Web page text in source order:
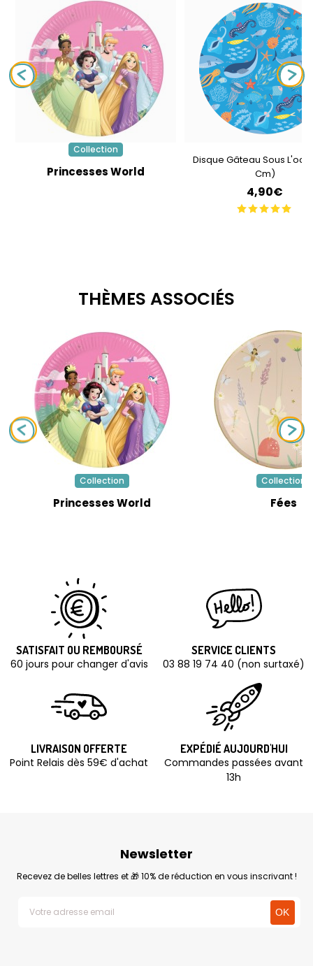
Collection
Princesses World
Disque Gâteau Sous
Cm)
4,90€
THÈMES ASSOCIÉS
Collection
Princesses World
Collection
Fées
SATISFAIT OU REMBOURSÉ
60 jours pour changer d'avis
SERVICE CLIENTS
03 88 19 74 40 (non surtaxé)
LIVRAISON OFFERTE
Point Relais dès 59€ d'achat
EXPÉDIÉ AUJOURD'HUI
Commandes passées avant
13h
Newsletter
Recevez de belles lettres et 🎁 10% de réduction en vous inscrivant !